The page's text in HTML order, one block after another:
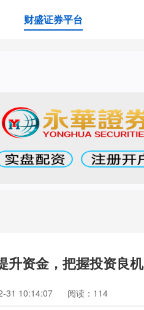
财盛证券平台
升资金，把握投资良机
31 10:14:07 阅读：114